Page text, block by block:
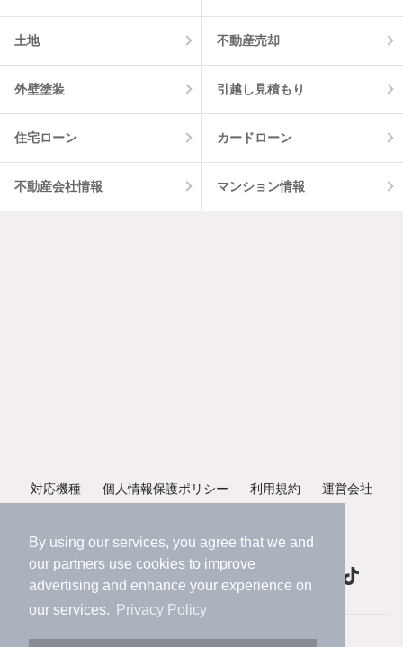
By using our services, you agree that we and
our partners use cookies to improve
advertising and enhance your experience on
our services.
Privacy Policy
土地 不動産売却
外壁塗装 引越し見積もり
住宅ローン カードローン
不動産会社情報 マンション情報
対応機種 個人情報保護ポリシー 利用規約 運営会社
©NIFTY Lifestyle Co., Ltd.